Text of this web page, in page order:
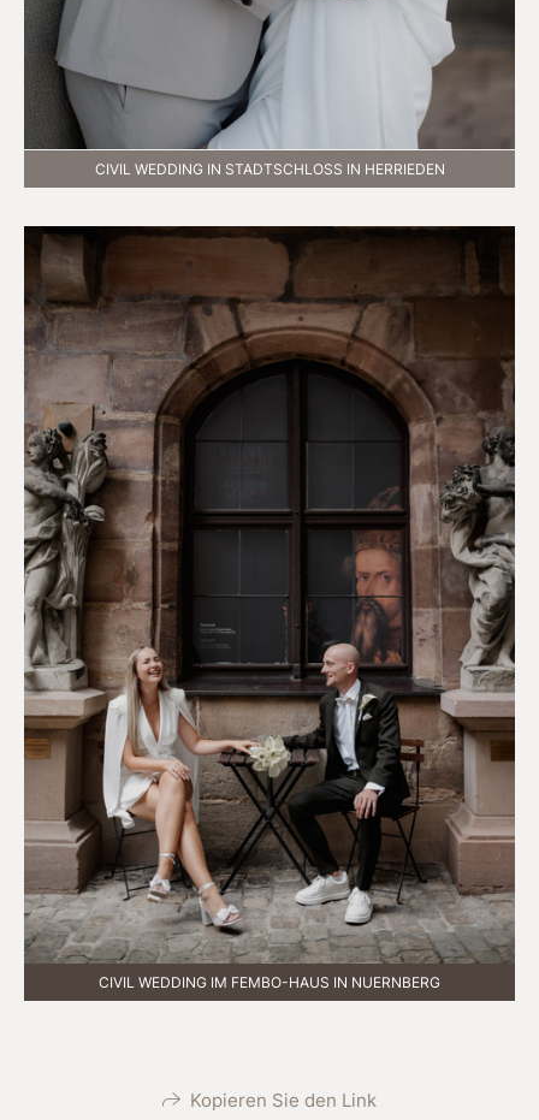
CIVIL WEDDING IN STADTSCHLOSS IN HERRIEDEN
CIVIL WEDDING IM FEMBO-HAUS IN NUERNBERG
Kopieren Sie den Link